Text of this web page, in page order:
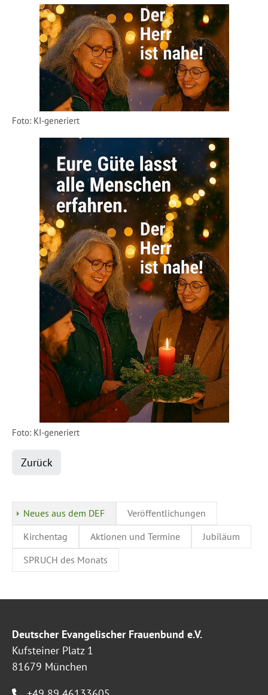
Foto: KI-generiert
Foto: KI-generiert
Zurück
Neues aus dem DEF
Veröffentlichungen
Kirchentag
Aktionen und Termine
Jubiläum
SPRUCH des Monats
Deutscher Evangelischer Frauenbund e.V.
Kufsteiner Platz 1
81679 München